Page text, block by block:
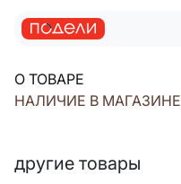
О ТОВАРЕ
НАЛИЧИЕ В МАГАЗИНЕ
другие товары